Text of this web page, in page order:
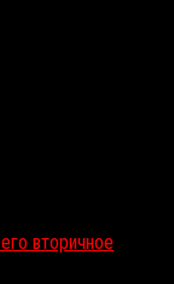
вторичное